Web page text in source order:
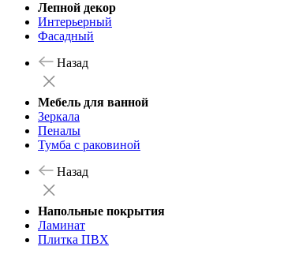
Лепной декор
Интерьерный
Фасадный
Назад
Мебель для ванной
Зеркала
Пеналы
Тумба с раковиной
Назад
Напольные покрытия
Ламинат
Плитка ПВХ